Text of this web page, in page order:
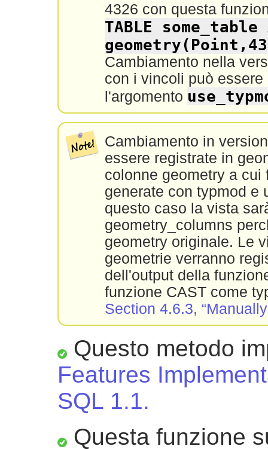
4326 con questa
TABLE some_table
Cambiamento nella
con i vincoli può
l'argomento
Cambiamento in
essere registrate in
colonne geometry a
generate con typmod e
questo caso la vista
geometry_columns
geometry originale. Le
geometrie verranno
dell'output della
funzione CAST come
Section 4.6.3,
Questo metodo
Features
SQL 1.1.
Questa funzione